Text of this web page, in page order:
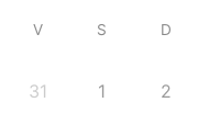
V S D
31 1 2